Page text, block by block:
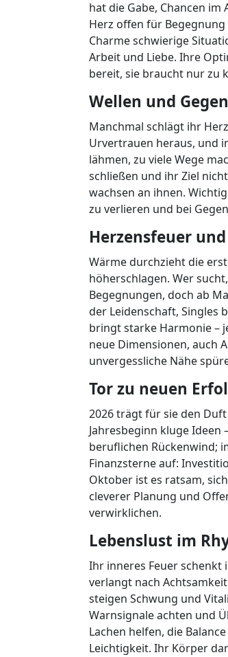
hat die Gabe, Chancen
Herz offen für
Charme schwierige
Arbeit und Liebe. Ihre
bereit, sie braucht nur zu
Wellen und
Manchmal schlägt ihr
Urvertrauen heraus, und
lähmen, zu viele Wege
schließen und ihr Ziel
wachsen an ihnen.
zu verlieren und bei
Herzensfeuer
Wärme durchzieht die
höherschlagen. Wer
Begegnungen, doch ab
der Leidenschaft, Singles
bringt starke Harmonie –
neue Dimensionen, auch
unvergessliche Nähe
Tor zu neuen
2026 trägt für sie den
Jahresbeginn kluge
beruflichen Rückenwind;
Finanzsterne auf:
Oktober ist es ratsam,
cleverer Planung und
verwirklichen.
Lebenslust im
Ihr inneres Feuer schenkt
verlangt nach
steigen Schwung und
Warnsignale achten und
Lachen helfen, die
Leichtigkeit. Ihr Körper